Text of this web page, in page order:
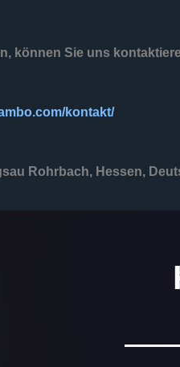
können Sie uns
kontakt/
Rohrbach, Hessen,